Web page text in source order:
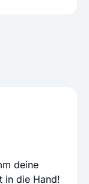
deine
in die Hand!